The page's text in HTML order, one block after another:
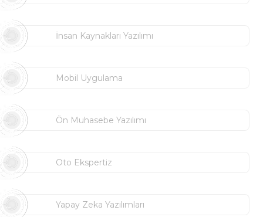
İnsan Kaynakları Yazılımı
Mobil Uygulama
Ön Muhasebe Yazılımı
Oto Ekspertiz
Yapay Zeka Yazılımları